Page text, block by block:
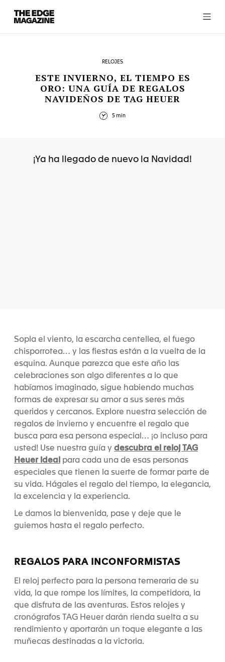
RECENT ARTICLES
The
Edge
Magazine
RELOJES
ESTE INVIERNO, EL TIEMPO ES
ORO: UNA GUÍA DE REGALOS
NAVIDEÑOS DE TAG HEUER
5 min
¡Ya ha llegado de nuevo la Navidad!
Sopla el viento, la escarcha centellea, el fuego
chisporrotea… y las fiestas están a la vuelta de la
esquina. Aunque parezca que este año las
celebraciones son algo diferentes a lo que
habíamos imaginado, sigue habiendo muchas
formas de expresar su amor a sus seres más
queridos y cercanos. Explore nuestra selección de
regalos de invierno y encuentre el regalo que
busca para esa persona especial… ¡o incluso para
usted! Use nuestra guía y descubra el reloj TAG
Heuer ideal para cada una de esas personas
especiales que tienen la suerte de formar parte de
su vida. Hágales el regalo del tiempo, la elegancia,
la excelencia y la experiencia.
Le damos la bienvenida, pase y deje que le
guiemos hasta el regalo perfecto.
REGALOS PARA INCONFORMISTAS
El reloj perfecto para la persona temeraria de su
vida, la que rompe los límites, la competidora, la
que disfruta de las aventuras. Estos relojes y
cronógrafos TAG Heuer darán rienda suelta a su
rendimiento y aportarán un toque elegante a las
muñecas destinadas a la victoria.